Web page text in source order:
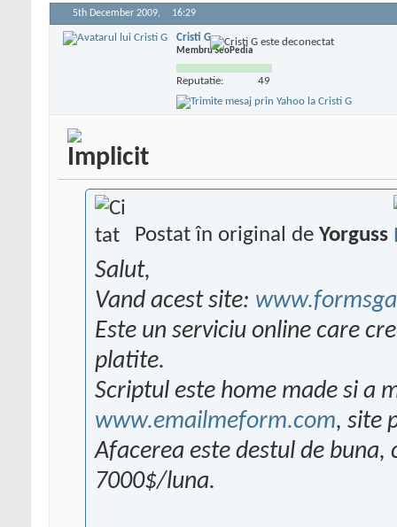
5th December 2009, 16:29
Cristi G
Membru SeoPedia
Reputatie: 49
Postat în original de Yorguss
Salut,
Vand acest site:
Este un serviciu online care
platite.
Scriptul este home made si a
www.emailmeform.com, site
Afacerea este destul de
7000$/luna.